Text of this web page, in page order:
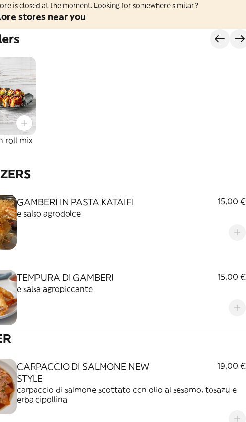
is closed at the moment. Looking for somewhere similar?
stores near you
roll mix
GAMBERI IN PASTA KATAIFI
15,00 €
e salso agrodolce
TEMPURA DI GAMBERI
15,00 €
e salsa agropiccante
CARPACCIO DI SALMONE NEW
STYLE
19,00 €
carpaccio di salmone scottato con olio al sesamo, tosazu e
erba cipollina